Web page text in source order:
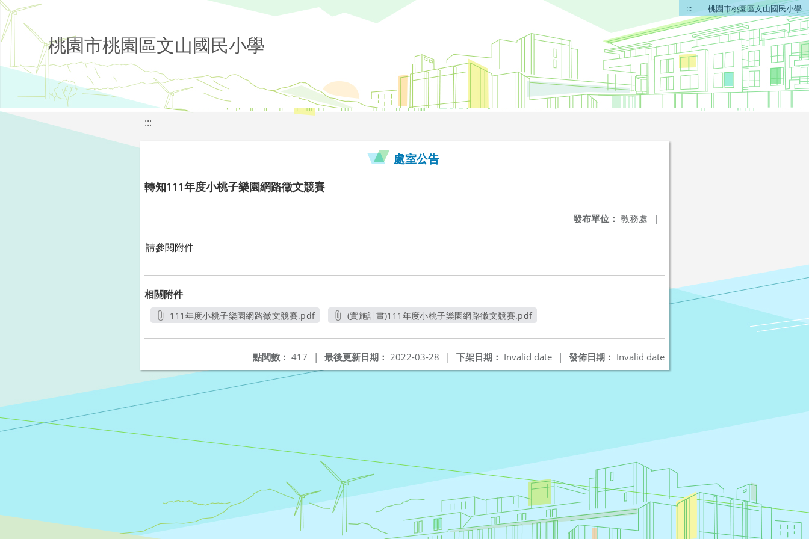
::: 桃園市桃園區文山國民小學
桃園市桃園區文山國民小學
:::
處室公告
轉知111年度小桃子樂園網路徵文競賽
發布單位： 教務處 |
請參閱附件
相關附件
111年度小桃子樂園網路徵文競賽.pdf
(實施計畫)111年度小桃子樂園網路徵文競賽.pdf
發佈日期： Invalid date
下架日期： Invalid date |
最後更新日期： 2022-03-28 |
點閱數： 417 |